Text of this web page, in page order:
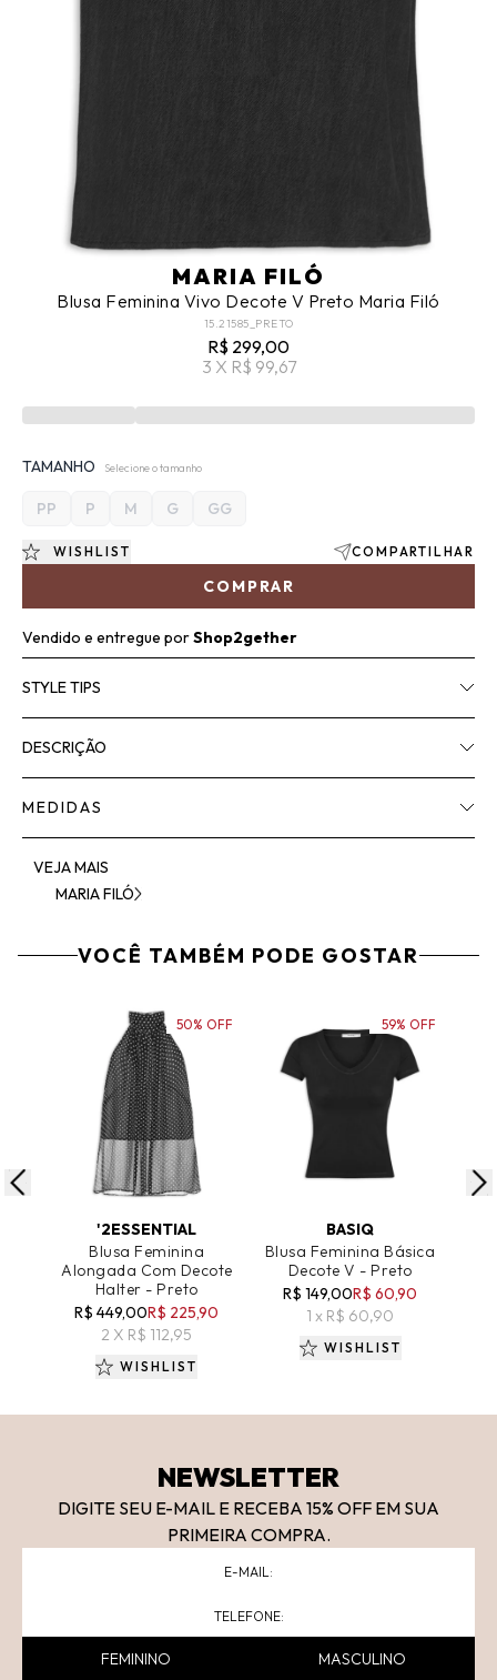
MARIA FILÓ
Blusa Feminina Vivo Decote V Preto Maria Filó
15.21585_PRETO
R$ 299,00
3 X R$ 99,67
TAMANHO Selecione o tamanho
PP P M G GG
COMPRAR
WISHLIST COMPARTILHAR
Vendido e entregue porShop2gether
STYLE TIPS
DESCRIÇÃO
MEDIDAS
VEJA MAIS
MARIA FILÓ
VOCÊ TAMBÉM PODE GOSTAR
ADICIONAR AO CARRINHO
'2ESSENTIAL
Blusa Feminina
Alongada Com Decote
Halter - Preto
R$ 449,00R$ 225,90
2 X R$ 112,95
50% OFF
WISHLIST
BASIQ
Blusa Feminina Básica
Decote V - Preto
R$ 149,00R$ 60,90
1 x R$ 60,90
59% OFF
WISHLIST
NEWSLETTER
DIGITE SEU E-MAIL E RECEBA 15% OFF EM SUA
PRIMEIRA COMPRA.
FEMININO MASCULINO